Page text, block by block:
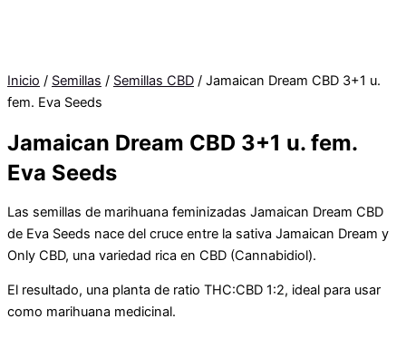
Inicio / Semillas / Semillas CBD / Jamaican Dream CBD 3+1 u.
fem. Eva Seeds
Jamaican Dream CBD 3+1 u. fem.
Eva Seeds
Las semillas de marihuana feminizadas Jamaican Dream CBD
de Eva Seeds nace del cruce entre la sativa Jamaican Dream y
Only CBD, una variedad rica en CBD (Cannabidiol).
El resultado, una planta de ratio THC:CBD 1:2, ideal para usar
como marihuana medicinal.